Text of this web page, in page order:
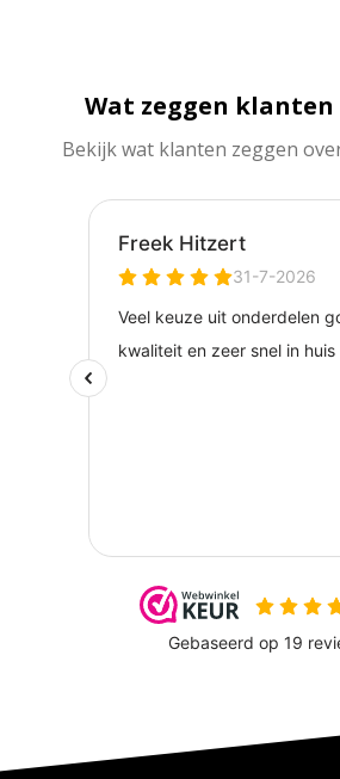
Wat zeggen klanten
Bekijk wat klanten zeggen